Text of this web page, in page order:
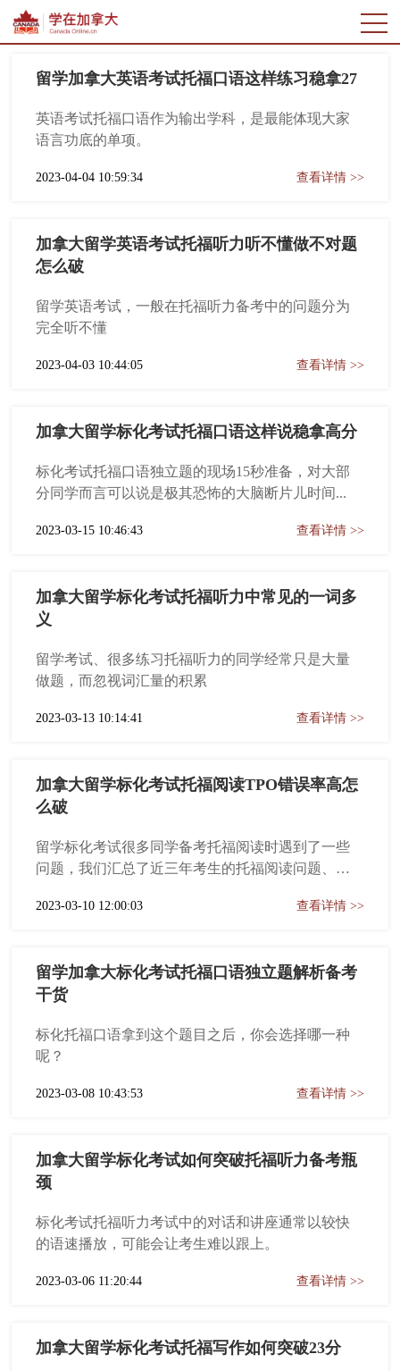
留学加拿大英语考试托福口语这样练习稳拿27
英语考试托福口语作为输出学科，是最能体现大家
语言功底的单项。
2023-04-04 10:59:34 查看详情 >>
加拿大留学英语考试托福听力听不懂做不对题
怎么破
留学英语考试，一般在托福听力备考中的问题分为
完全听不懂
2023-04-03 10:44:05 查看详情 >>
加拿大留学标化考试托福口语这样说稳拿高分
标化考试托福口语独立题的现场15秒准备，对大部
分同学而言可以说是极其恐怖的大脑断片儿时间...
2023-03-15 10:46:43 查看详情 >>
加拿大留学标化考试托福听力中常见的一词多
义
留学考试、很多练习托福听力的同学经常只是大量
做题，而忽视词汇量的积累
2023-03-13 10:14:41 查看详情 >>
加拿大留学标化考试托福阅读TPO错误率高怎
么破
留学标化考试很多同学备考托福阅读时遇到了一些
问题，我们汇总了近三年考生的托福阅读问题、为
2023-03-10 12:00:03 查看详情 >>
留学加拿大标化考试托福口语独立题解析备考
干货
标化托福口语拿到这个题目之后，你会选择哪一种
呢？
2023-03-08 10:43:53 查看详情 >>
加拿大留学标化考试如何突破托福听力备考瓶
颈
标化考试托福听力考试中的对话和讲座通常以较快
的语速播放，可能会让考生难以跟上。
2023-03-06 11:20:44 查看详情 >>
加拿大留学标化考试托福写作如何突破23分